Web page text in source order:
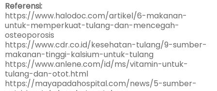
Referensi:
https://www.halodoc.com/artikel/6-makanan-
untuk-memperkuat-tulang-dan-mencegah-
osteoporosis
https://www.cdr.co.id/kesehatan-tulang/9-sumber-
makanan-tinggi-kalsium-untuk-tulang
https://www.anlene.com/id/ms/vitamin-untuk-
tulang-dan-otot.html
https://mayapadahospital.com/news/5-sumber-